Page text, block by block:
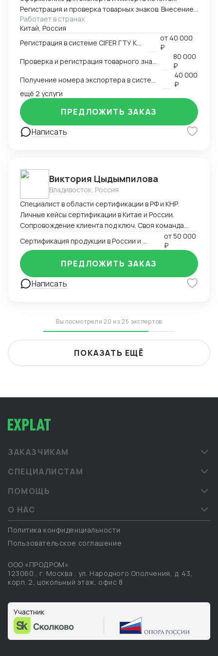
Регистрация и проверка товарных знаков. Внесение
в таможенный реестр товарных знаков.
Изготовление маркировки для пищевой продукции
для реализации в Китае. Получение номера
HS и CIQ кодов.
Работает в странах
Китай, Россия
от 40 000
₽
80 000
₽
40 000
₽
ещё 2 услуги
Написать
ПРЕДЛОЖИТЬ ЗАКАЗ
Виктория Цыдымпилова
Владивосток, Россия
Специалист в области сертификации в РФ и КНР.
Личные кейсы сертификации в Китае и России.
Сопровождение клиента под ключ. Своя команда
от50 000
₽
Написать
ПРЕДЛОЖИТЬ ЗАКАЗ
Вы посмотрели 20 из 25 экспертов
ПОКАЗАТЬ ЕЩЁ
ЗАКАЗЧИКАМ
СПЕЦИАЛИСТАМ
ПОМОЩЬ
О НАС
Политика конфиденциальности
Пользовательское соглашение
ООО «ПРОДРОМ»
123060 , г. Москва , ул. Народного Ополчения, д. 43,
корп. 2, цокольный этаж, офис 8
Участник